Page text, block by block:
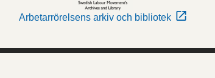
Arbetarrörelsens arkiv och bibliotek